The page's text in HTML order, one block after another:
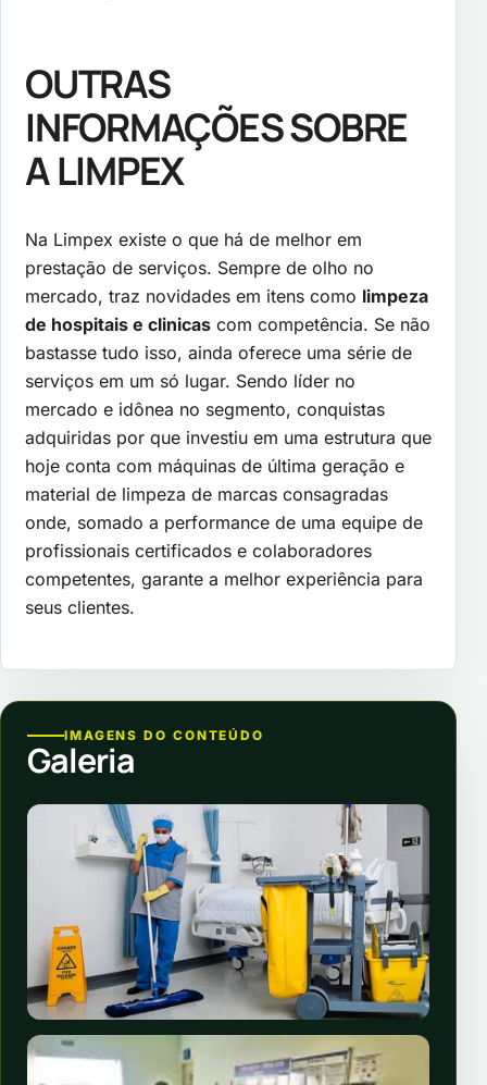
OUTRAS
INFORMAÇÕES SOBRE
A LIMPEX
Na Limpex existe o que há de melhor em
prestação de serviços. Sempre de olho no
mercado, traz novidades em itens como limpeza
de hospitais e clinicas com competência. Se não
bastasse tudo isso, ainda oferece uma série de
serviços em um só lugar. Sendo líder no
mercado e idônea no segmento, conquistas
adquiridas por que investiu em uma estrutura que
hoje conta com máquinas de última geração e
material de limpeza de marcas consagradas
onde, somado a performance de uma equipe de
profissionais certificados e colaboradores
competentes, garante a melhor experiência para
seus clientes.
IMAGENS DO CONTEÚDO
Galeria